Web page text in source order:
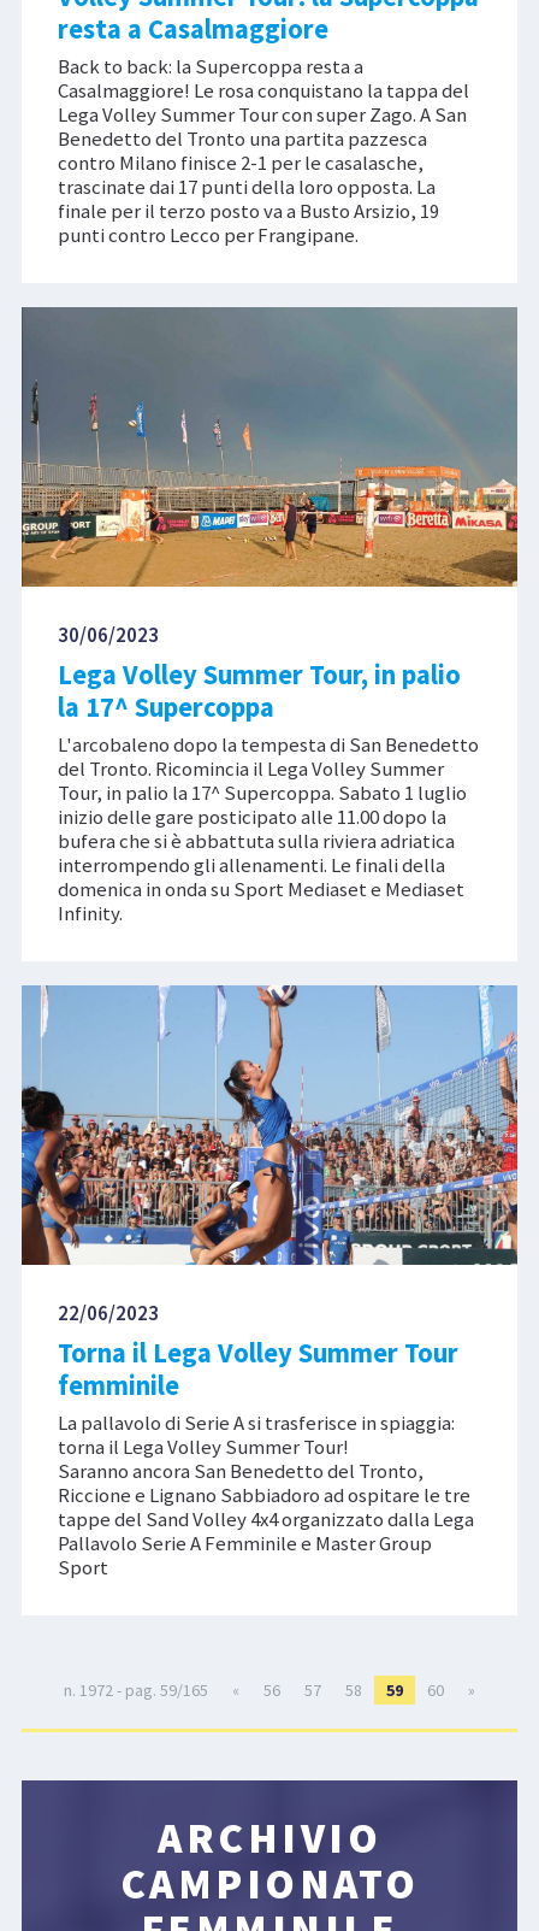
resta a Casalmaggiore
Back to back: la Supercoppa resta a
Casalmaggiore! Le rosa conquistano la tappa del
Lega Volley Summer Tour con super Zago. A San
Benedetto del Tronto una partita pazzesca
contro Milano finisce 2-1 per le casalasche,
trascinate dai 17 punti della loro opposta. La
finale per il terzo posto va a Busto Arsizio, 19
punti contro Lecco per Frangipane.
30/06/2023
Lega Volley Summer Tour, in palio
la 17^ Supercoppa
L'arcobaleno dopo la tempesta di San Benedetto
del Tronto. Ricomincia il Lega Volley Summer
Tour, in palio la 17^ Supercoppa. Sabato 1 luglio
inizio delle gare posticipato alle 11.00 dopo la
bufera che si è abbattuta sulla riviera adriatica
interrompendo gli allenamenti. Le finali della
domenica in onda su Sport Mediaset e Mediaset
Infinity.
22/06/2023
Torna il Lega Volley Summer Tour
femminile
La pallavolo di Serie A si trasferisce in spiaggia:
torna il Lega Volley Summer Tour!
Saranno ancora San Benedetto del Tronto,
Riccione e Lignano Sabbiadoro ad ospitare le tre
tappe del Sand Volley 4x4 organizzato dalla Lega
Pallavolo Serie A Femminile e Master Group
Sport
n. 1972 - pag. 59/165 « 56 57 58 59 60 »
ARCHIVIO
CAMPIONATO